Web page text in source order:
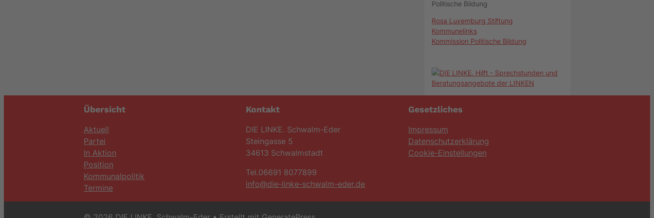
Politische Bildung
Rosa Luxemburg Stiftung
Kommunelinks
Kommission Politische Bildung
Übersicht
Aktuell
Partei
In Aktion
Position
Kommunalpolitik
Termine
Kontakt
DIE LINKE. Schwalm-Eder
Steingasse 5
34613 Schwalmstadt
Tel.06691 8077899
info@die-linke-schwalm-eder.de
Gesetzliches
Impressum
Datenschutzerklärung
Cookie-Einstellungen